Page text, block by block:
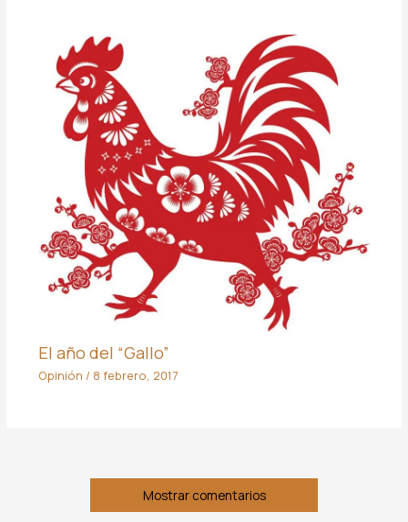
El año del “Gallo”
Opinión / 8 febrero, 2017
Mostrar comentarios